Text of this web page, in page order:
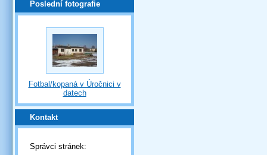
Poslední fotografie
Fotbal/kopaná v Úročnici v
datech
Kontakt
Správci stránek: